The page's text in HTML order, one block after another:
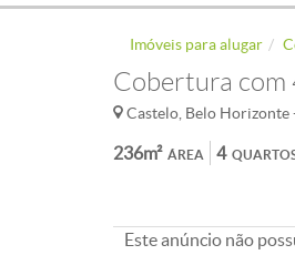
Imóveis para alugar
Cobertura com
Castelo, Belo Horizonte
ÁREA
236m² 4
Este anúncio não